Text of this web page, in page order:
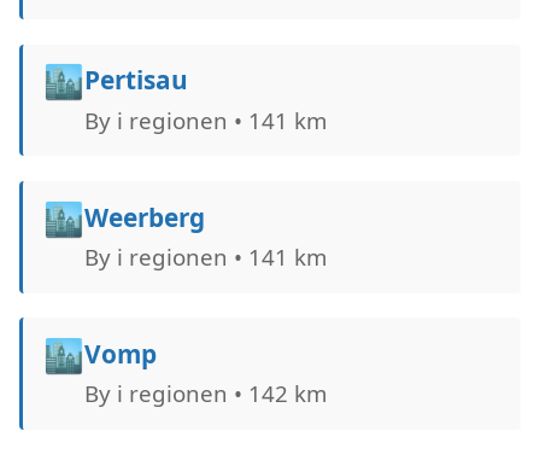
🏙️Pertisau
By i regionen • 141 km
🏙️Weerberg
By i regionen • 141 km
🏙️Vomp
By i regionen • 142 km